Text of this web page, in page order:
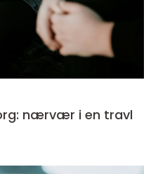
nærvær i en travl